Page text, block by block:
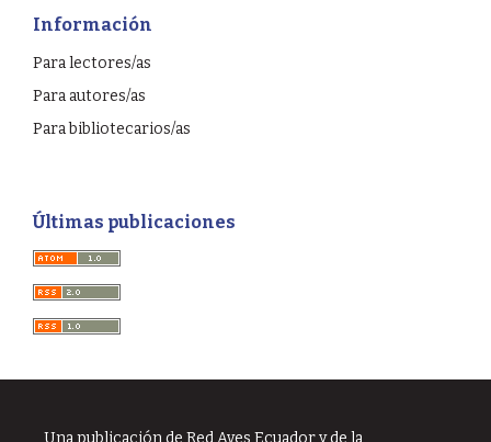
Información
Para lectores/as
Para autores/as
Para bibliotecarios/as
Últimas publicaciones
Una publicación de Red Aves Ecuador y de la